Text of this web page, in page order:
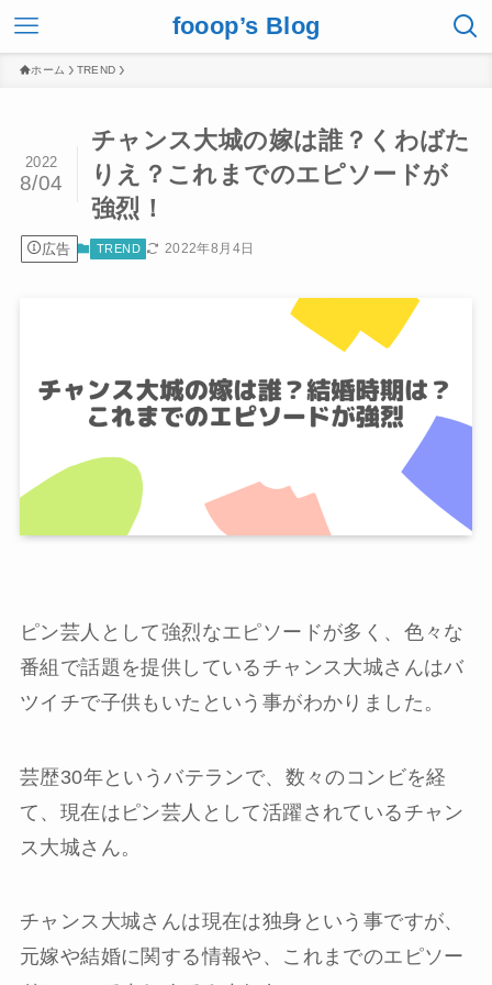
fooop’s Blog
ホーム TREND
チャンス大城の嫁は誰？くわばた
りえ？これまでのエピソードが
強烈！
2022
8/04
広告 TREND 2022年8月4日
ピン芸人として強烈なエピソードが多く、色々な
番組で話題を提供しているチャンス大城さんはバ
ツイチで子供もいたという事がわかりました。
芸歴30年というバテランで、数々のコンビを経
て、現在はピン芸人として活躍されているチャン
ス大城さん。
チャンス大城さんは現在は独身という事ですが、
元嫁や結婚に関する情報や、これまでのエピソー